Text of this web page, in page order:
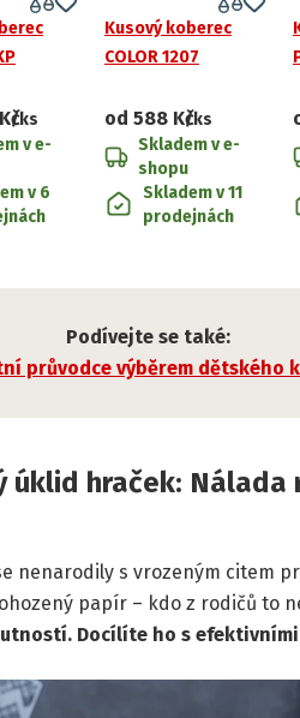
/ks
v e-
v 6
Kusový koberec
COLOR 1207
od 588 Kč/ks
Skladem v e-
shopu
Skladem v 11
prodejnách
Podívejte se také:
průvodce výběrem dětského
úklid hraček:
nenarodily s vrozeným citem
papír – kdo z rodičů to
Docílíte ho s